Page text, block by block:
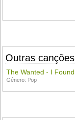
Outras canções
The Wanted - I Found
Gênero: Pop